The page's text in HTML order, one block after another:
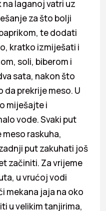
laganoj vatri uz
za što bolji
te dodati
kratko izmiješati i
soli, biberom i
sata, nakon što
prekrije meso. U
miješajte i
vode. Svaki put
meso raskuha,
put zakuhati još
začiniti. Za vrijeme
u vrućoj vodi
mekana jaja na oko
u velikim tanjirima,